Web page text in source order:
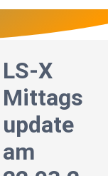
LS-X
Mittags
update
am